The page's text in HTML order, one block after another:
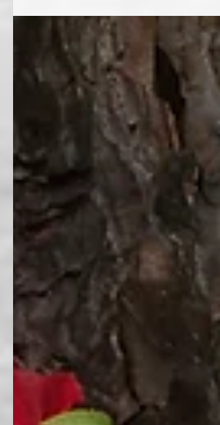
Właściciele chwalą się, że „cieszy się obecnie
największym zaufaniem wśród Polaków a marka
stała się najsilniejszą marką w polskim
milionów Polaków, którzy chcą być na bieżąco
codziennym źródłem informacji.” Dod